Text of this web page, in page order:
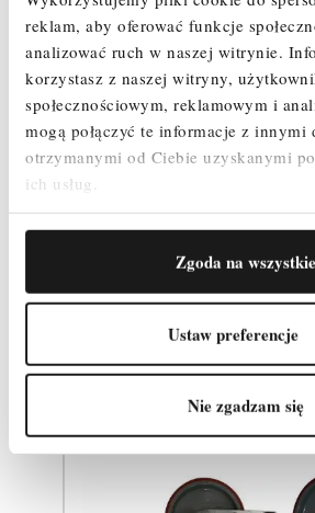
reklam, aby oferować funkcje
analizować ruch w naszej witrynie.
korzystasz z naszej witryny,
społecznościowym, reklamowym i
mogą połączyć te informacje z innymi
otrzymanymi od Ciebie uzyskanymi
ich usług.
Zgoda na wszystkie
Ustaw preferencje
Nie zgadzam się
Koło jezdne 200 mm z hamulcem
Stężenie poziome – 2 szt.
Stężenie ukośne – 2 szt.
Poręcz wyprzedzająca - 2 szt.
Zestaw Burt – 1 szt.
Zawleczki – 4 szt.
Podpora teleskopowa 2m - 4 szt.
Produkty